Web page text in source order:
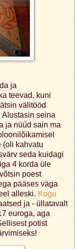
ja
teevad, kuni
välitööd
seina
ja nüüd sain ma
(oli kahvatu
seda kuidagi
4 korda üle
poest
pääses väga
alleski. Kogu
ja - üllatavalt
euroga, aga
potist